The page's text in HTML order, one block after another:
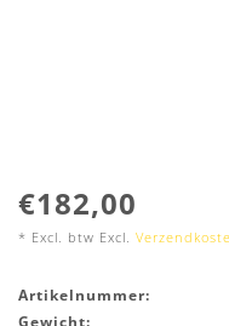
€182,00
* Excl. btw Excl.
Artikelnummer:
Gewicht: